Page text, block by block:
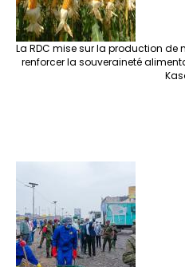
La RDC mise sur la production
renforcer la souveraineté